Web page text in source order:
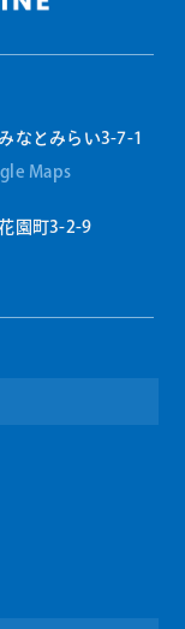
とみらい3-7-1
Maps
園町3-2-9